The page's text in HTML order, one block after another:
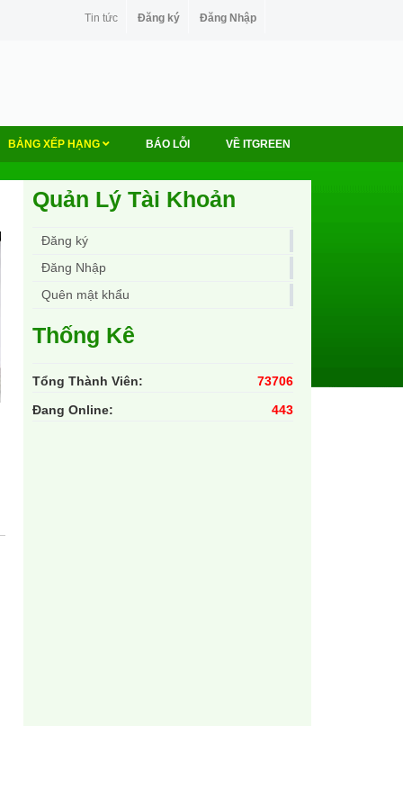
Tin tức Đăng ký Đăng Nhập
BẢNG XẾP HẠNG BÁO LỖI VỀ ITGREEN
Quản Lý Tài Khoản
Đăng ký
Đăng Nhập
Quên mật khẩu
Thống Kê
Tổng Thành Viên:
73706
Đang Online:
443